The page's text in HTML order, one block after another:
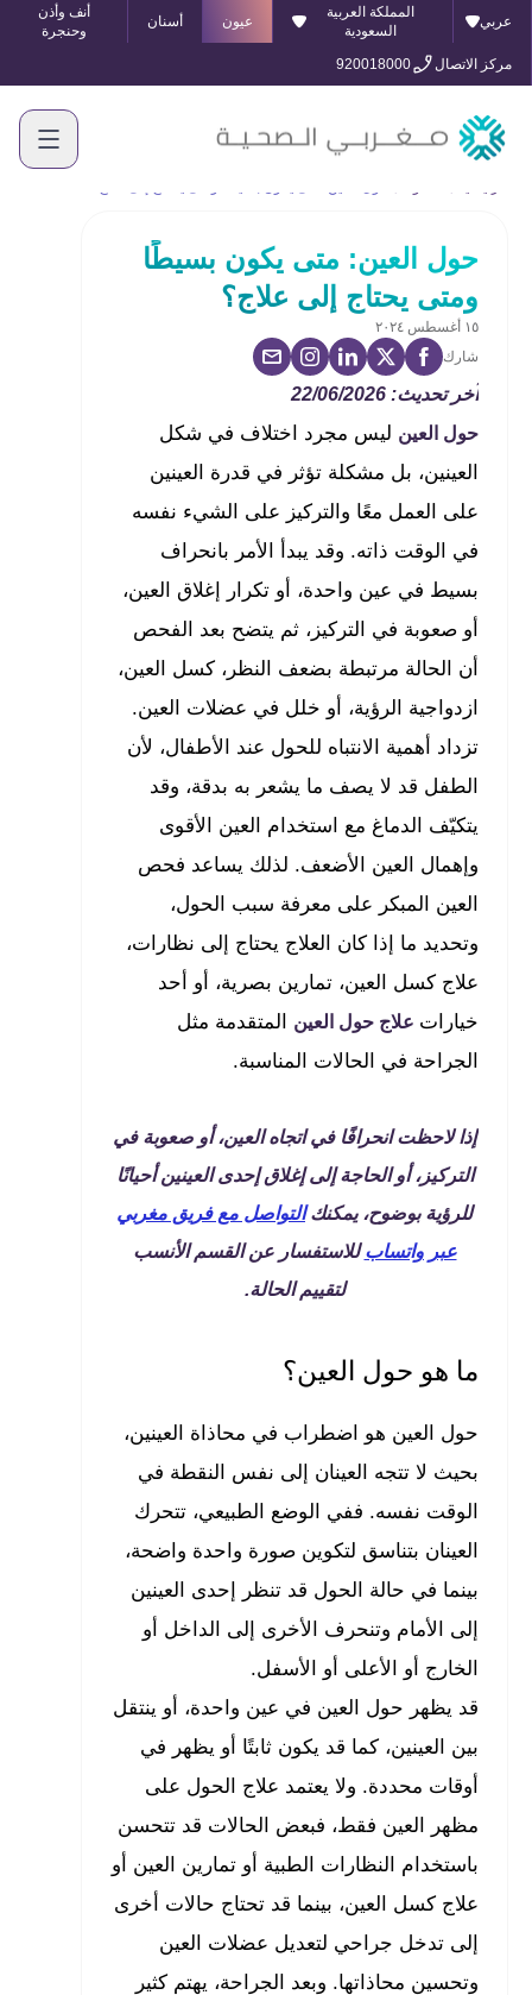
عربي
المملكة العربية
السعودية
عيون أسنان
أنف وأذن
وحنجرة
مركز الاتصال
920018000
حول العين: متى يكون بسيطًا
ومتى يحتاج إلى علاج؟
١٥ أغسطس ٢٠٢٤
شارك
آخر تحديث: 22/06/2026
حول العين ليس مجرد اختلاف في شكل
العينين، بل مشكلة تؤثر في قدرة العينين
على العمل معًا والتركيز على الشيء نفسه
في الوقت ذاته. وقد يبدأ الأمر بانحراف
بسيط في عين واحدة، أو تكرار إغلاق العين،
أو صعوبة في التركيز، ثم يتضح بعد الفحص
أن الحالة مرتبطة بضعف النظر، كسل العين،
ازدواجية الرؤية، أو خلل في عضلات العين.
تزداد أهمية الانتباه للحول عند الأطفال، لأن
الطفل قد لا يصف ما يشعر به بدقة، وقد
يتكيّف الدماغ مع استخدام العين الأقوى
وإهمال العين الأضعف. لذلك يساعد فحص
العين المبكر على معرفة سبب الحول،
وتحديد ما إذا كان العلاج يحتاج إلى نظارات،
علاج كسل العين، تمارين بصرية، أو أحد
خيارات علاج حول العين
المتقدمة مثل
الجراحة في الحالات المناسبة.
إذا لاحظت انحرافًا في اتجاه العين، أو صعوبة في
التركيز، أو الحاجة إلى إغلاق إحدى العينين أحيانًا
للرؤية بوضوح، يمكنكالتواصل مع فريق مغربي
عبر واتسابللاستفسار عن القسم الأنسب
لتقييم الحالة.
ما هو حول العين؟
حول العين هو اضطراب في محاذاة العينين،
بحيث لا تتجه العينان إلى نفس النقطة في
الوقت نفسه. ففي الوضع الطبيعي، تتحرك
العينان بتناسق لتكوين صورة واحدة واضحة،
بينما في حالة الحول قد تنظر إحدى العينين
إلى الأمام وتنحرف الأخرى إلى الداخل أو
الخارج أو الأعلى أو الأسفل.
قد يظهر حول العين في عين واحدة، أو ينتقل
بين العينين، كما قد يكون ثابتًا أو يظهر في
أوقات محددة. ولا يعتمد علاج الحول على
مظهر العين فقط، فبعض الحالات قد تتحسن
باستخدام النظارات الطبية أو تمارين العين أو
علاج كسل العين، بينما قد تحتاج حالات أخرى
إلى تدخل جراحي لتعديل عضلات العين
وتحسين محاذاتها. وبعد الجراحة، يهتم كثير